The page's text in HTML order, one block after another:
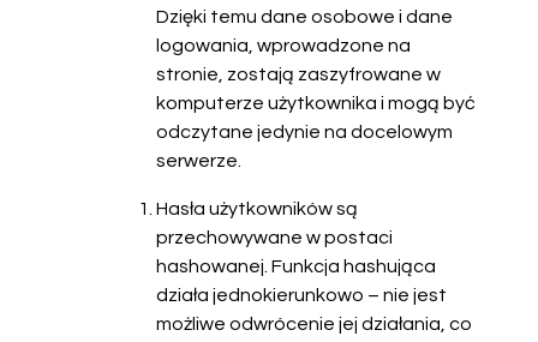
Dzięki temu dane osobowe i dane
logowania, wprowadzone na
stronie, zostają zaszyfrowane w
komputerze użytkownika i mogą być
odczytane jedynie na docelowym
serwerze.
Hasła użytkowników są
przechowywane w postaci
hashowanej. Funkcja hashująca
działa jednokierunkowo – nie jest
możliwe odwrócenie jej działania, co